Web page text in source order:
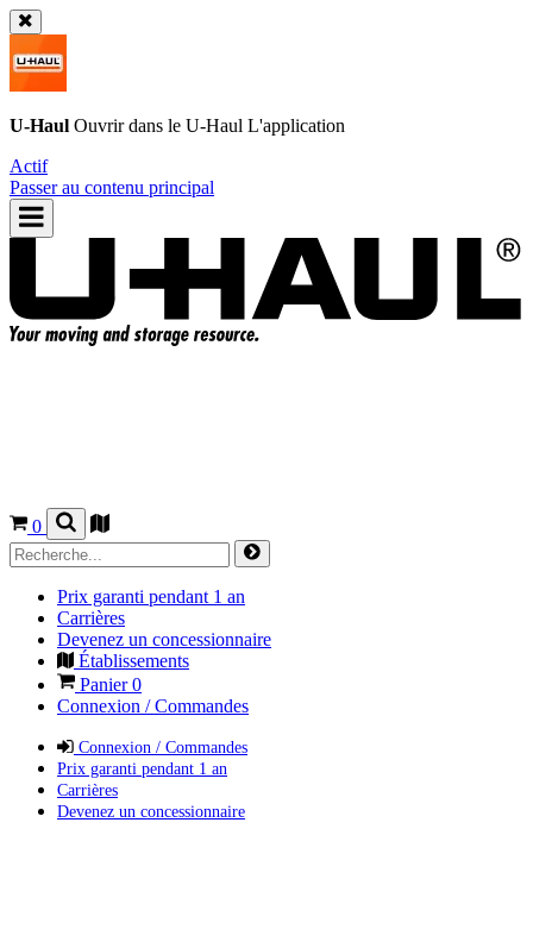
U-Haul Ouvrir dans le U-Haul L'application
Actif
Passer au contenu principal
0
Prix garanti pendant 1 an
Carrières
Devenez un concessionnaire
Établissements
Panier0
Connexion / Commandes
Connexion / Commandes
Prix garanti pendant 1 an
Carrières
Devenez un concessionnaire